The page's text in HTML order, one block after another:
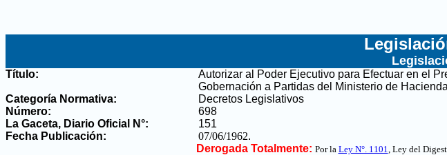
Título:
Autorizar al Poder Ejecutivo para Efectuar en el
Gobernación a Partidas del Ministerio de Hacienda
Categoría Normativa:
Decretos Legislativos
Número:
698
La Gaceta, Diario Oficial N°:
151
Fecha Publicación:
07/06/1962.
Derogada Totalmente: Por la Ley N°. 1101, Ley del